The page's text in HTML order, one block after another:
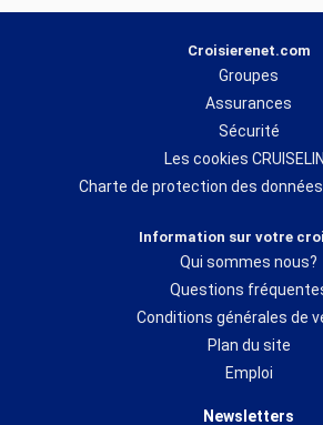
Croisierenet.com
Groupes
Assurances
Sécurité
Les cookies
Charte de protection des
Information sur votre
Qui sommes nous?
Questions
Conditions générales de
Plan du site
Emploi
Newsletters